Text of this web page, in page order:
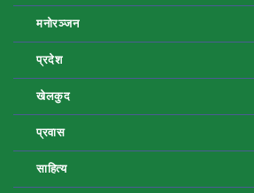
मनोरञ्जन
प्रदेश
खेलकुद
प्रवास
साहित्य